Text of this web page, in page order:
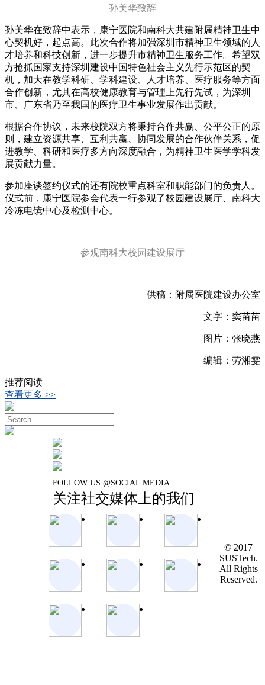
孙美华致辞
孙美华在致辞中表示，康宁医院和南科大共建附属精神卫生中
心契机好，起点高。此次合作将加强深圳市精神卫生领域的人
才培养和科技创新，进一步提升市精神卫生服务工作。希望双
方抢抓国家支持深圳建设中国特色社会主义先行示范区的契
机，加大在教学科研、学科建设、人才培养、医疗服务等方面
合作创新，尤其在高校健康教育与管理上先行先试，为深圳
市、广东省乃至我国的医疗卫生事业发展作出贡献。
根据合作协议，未来校院双方将秉持合作共赢、公平公正的原
则，建立资源共享、互利共赢、协同发展的合作伙伴关系，促
进教学、科研和医疗多方向深度融合，为精神卫生医学学科发
展贡献力量。
参加座谈签约仪式的还有院校重点科室和职能部门的负责人。
仪式前，康宁医院参会代表一行参观了校园建设展厅、南科大
冷冻电镜中心及检测中心。
参观南科大校园建设展厅
供稿：附属医院建设办公室
文字：窦苗苗
图片：张晓燕
编辑：劳湘雯
推荐阅读
查看更多 >>
FOLLOW US @SOCIAL MEDIA
关注社交媒体上的我们
© 2017
SUSTech.
All Rights
Reserved.